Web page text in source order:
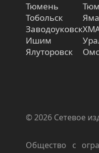
Тюмень
Тобольск
Заводоуковск
Ишим
Ялуторовск
© 2026 Сетевое
Общество с